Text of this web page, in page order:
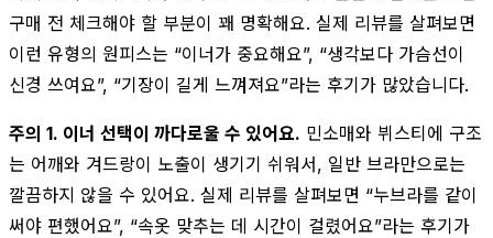
구매 전 체크해야 할 부분이 꽤 명확해요. 실제 리뷰를 살펴보면
이런 유형의 원피스는 “이너가 중요해요”, “생각보다 가슴선이
신경 쓰여요”, “기장이 길게 느껴져요”라는 후기가 많았습니다.
주의 1. 이너 선택이 까다로울 수 있어요. 민소매와 뷔스티에 구조
는 어깨와 겨드랑이 노출이 생기기 쉬워서, 일반 브라만으로는
깔끔하지 않을 수 있어요. 실제 리뷰를 살펴보면 “누브라를 같이
써야 편했어요”, “속옷 맞추는 데 시간이 걸렸어요”라는 후기가